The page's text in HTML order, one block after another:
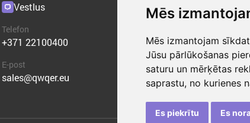
Mēs
Mēs izmantojam
Jūsu pārlūkošanas
saturu un mērķētas
saprastu, no kurienes
Es piekrītu Es
Vestlus
Telefon
+371 22100400
E-post
sales@qwqer.eu
Pluginad